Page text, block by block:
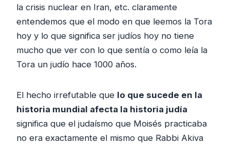
la crisis nuclear en Iran, etc. claramente
entendemos que el modo en que leemos la Tora
hoy y lo que significa ser judíos hoy no tiene
mucho que ver con lo que sentía o como leía la
Tora un judío hace 1000 años.
El hecho irrefutable que lo que sucede en la
historia mundial afecta la historia judía
significa que el judaísmo que Moisés practicaba
no era exactamente el mismo que Rabbi Akiva